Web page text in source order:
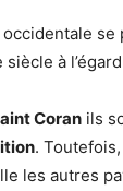
à
Coran ils
.
les autres